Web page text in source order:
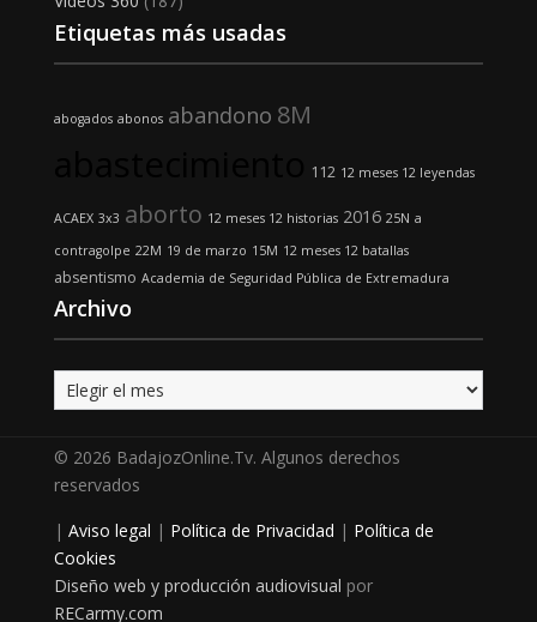
Etiquetas más usadas
abogados abonos abandono 8M
112 12 meses 12 leyendas
ACAEX 3x3 aborto 12 meses 12 historias 2016 25N a
contragolpe 22M 19 de marzo 15M 12 meses 12 batallas
absentismo Academia de Seguridad Pública de Extremadura
Archivo
Archivo
© 2026 BadajozOnline.Tv. Algunos derechos
reservados
| Aviso legal | Política de Privacidad | Política de
Cookies
Diseño web y producción audiovisual por
RECarmy.com